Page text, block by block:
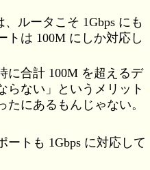
ルータこそ 1Gbps にも
トは 100M にしか対応し
に合計 100M を超えるデ
らない」というメリット
にあるもんじゃない。
ートも 1Gbps に対応して